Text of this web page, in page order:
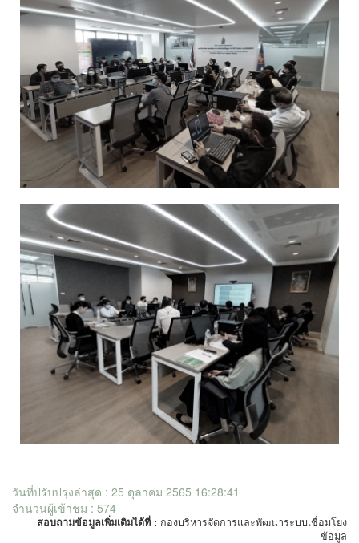
วันที่ปรับปรุงล่าสุด : 25 ตุลาคม 2565 16:28:41
จำนวนผู้เข้าชม : 574
สอบถามข้อมูลเพิ่มเติมได้ที่ : กองบริหารจัดการและพัฒนาระบบเชื่อมโยง
ข้อมูล